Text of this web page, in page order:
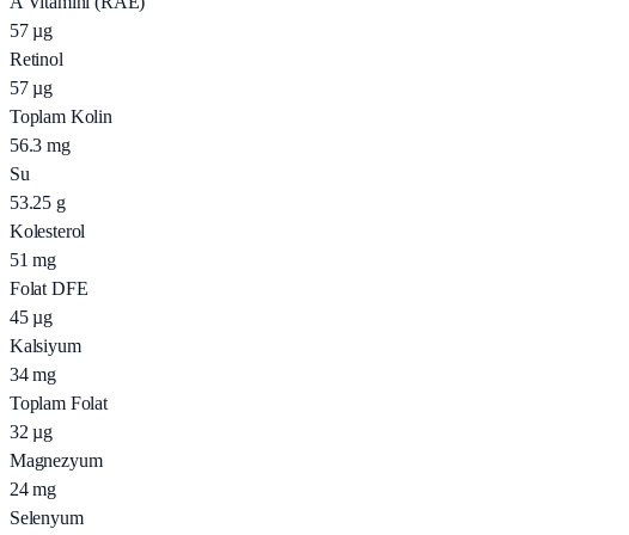
57 µg
Retinol
57 µg
Toplam Kolin
56.3 mg
Su
53.25 g
Kolesterol
51 mg
Folat DFE
45 µg
Kalsiyum
34 mg
Toplam Folat
32 µg
Magnezyum
24 mg
Selenyum